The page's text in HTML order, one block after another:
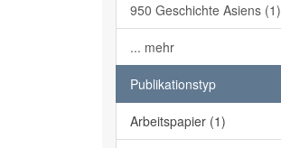
950 Geschichte Asiens (1)
... mehr
Publikationstyp
Arbeitspapier (1)